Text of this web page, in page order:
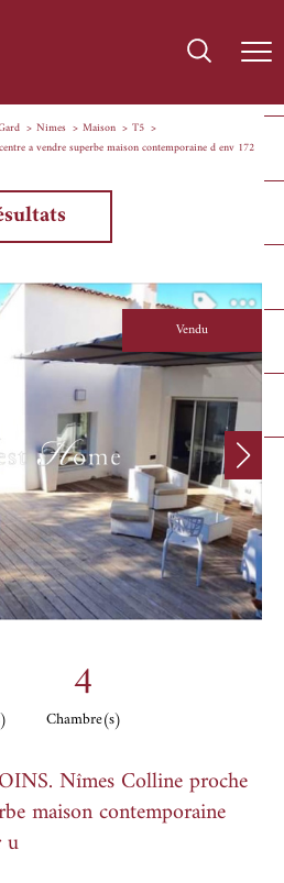
Nimes Maison
T5
a vendre superbe maison contemporaine d env 172
Vendu
4
Chambre(s)
Nîmes Colline proche
maison contemporaine
u